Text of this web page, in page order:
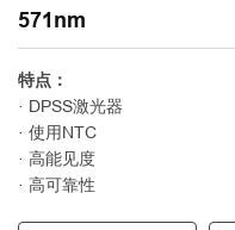
571nm
特点：
· DPSS激光器
· 使用NTC
· 高能见度
· 高可靠性